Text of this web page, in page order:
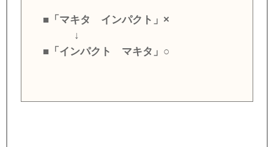
■「マキタ インパクト」×
↓
■「インパクト マキタ」○